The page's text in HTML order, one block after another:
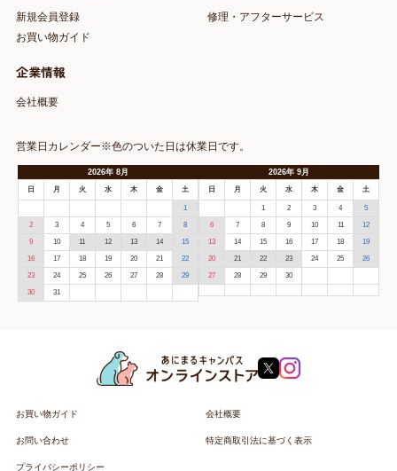
新規会員登録
お買い物ガイド
修理・アフターサービス
企業情報
会社概要
営業日カレンダー※色のついた日は休業日です。
2026年 8月
日 月 火 水 木 金 土
1
2 3 4 5 6 7 8
9 10 11 12 13 14 15
16 17 18 19 20 21 22
23 24 25 26 27 28 29
30 31
2026年9月
日 月 火 水 木 金 土
1 2 3 4 5
6 7 8 9 10 11 12
13 14 15 16 17 18 19
20 21 22 23 24 25 26
27 28 29 30
お買い物ガイド 会社概要
お問い合わせ 特定商取引法に基づく表示
プライバシーポリシー